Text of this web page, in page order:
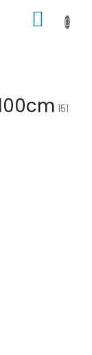
KOŠÍK
151